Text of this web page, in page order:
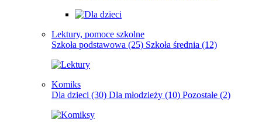
Lektury, pomoce szkolne
Szkoła podstawowa (25) Szkoła średnia (12)
Komiks
Dla dzieci (30) Dla młodzieży (10) Pozostałe (2)